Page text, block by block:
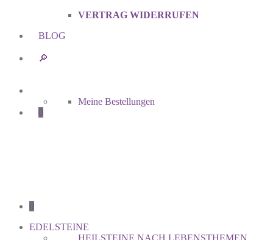
VERTRAG WIDERRUFEN
BLOG
🔎︎
Meine Bestellungen
0
0
EDELSTEINE
HEILSTEINE NACH LEBENSTHEMEN